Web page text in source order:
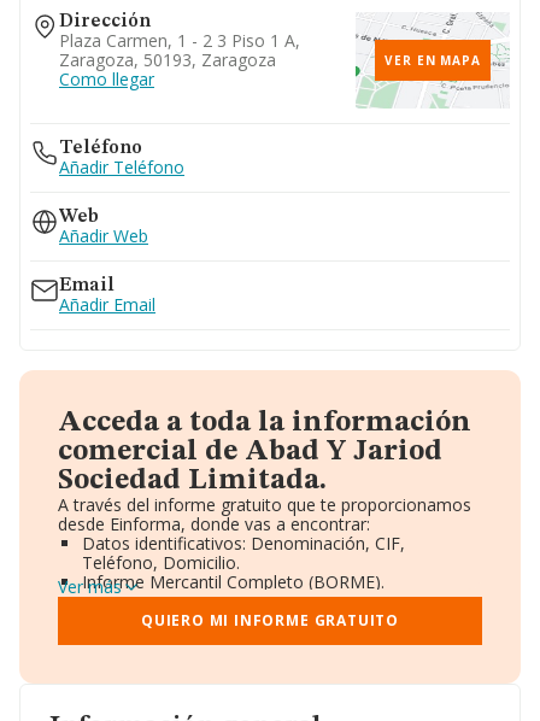
Dirección
Plaza Carmen, 1 - 2 3 Piso 1 A,
Zaragoza, 50193, Zaragoza
Como llegar
VER EN MAPA
Teléfono
Añadir Teléfono
Web
Añadir Web
Email
Añadir Email
Acceda a toda la información
comercial de Abad Y Jariod
Sociedad Limitada.
A través del informe gratuito que te proporcionamos
desde Einforma, donde vas a encontrar:
Datos identificativos: Denominación, CIF,
Teléfono, Domicilio.
Informe Mercantil Completo (BORME).
Gráficos de Evolución Ventas y Empleados.
Consejo de Administración y Administradores.
Directivos y Ejecutivos.
Ver más
QUIERO MI INFORME GRATUITO